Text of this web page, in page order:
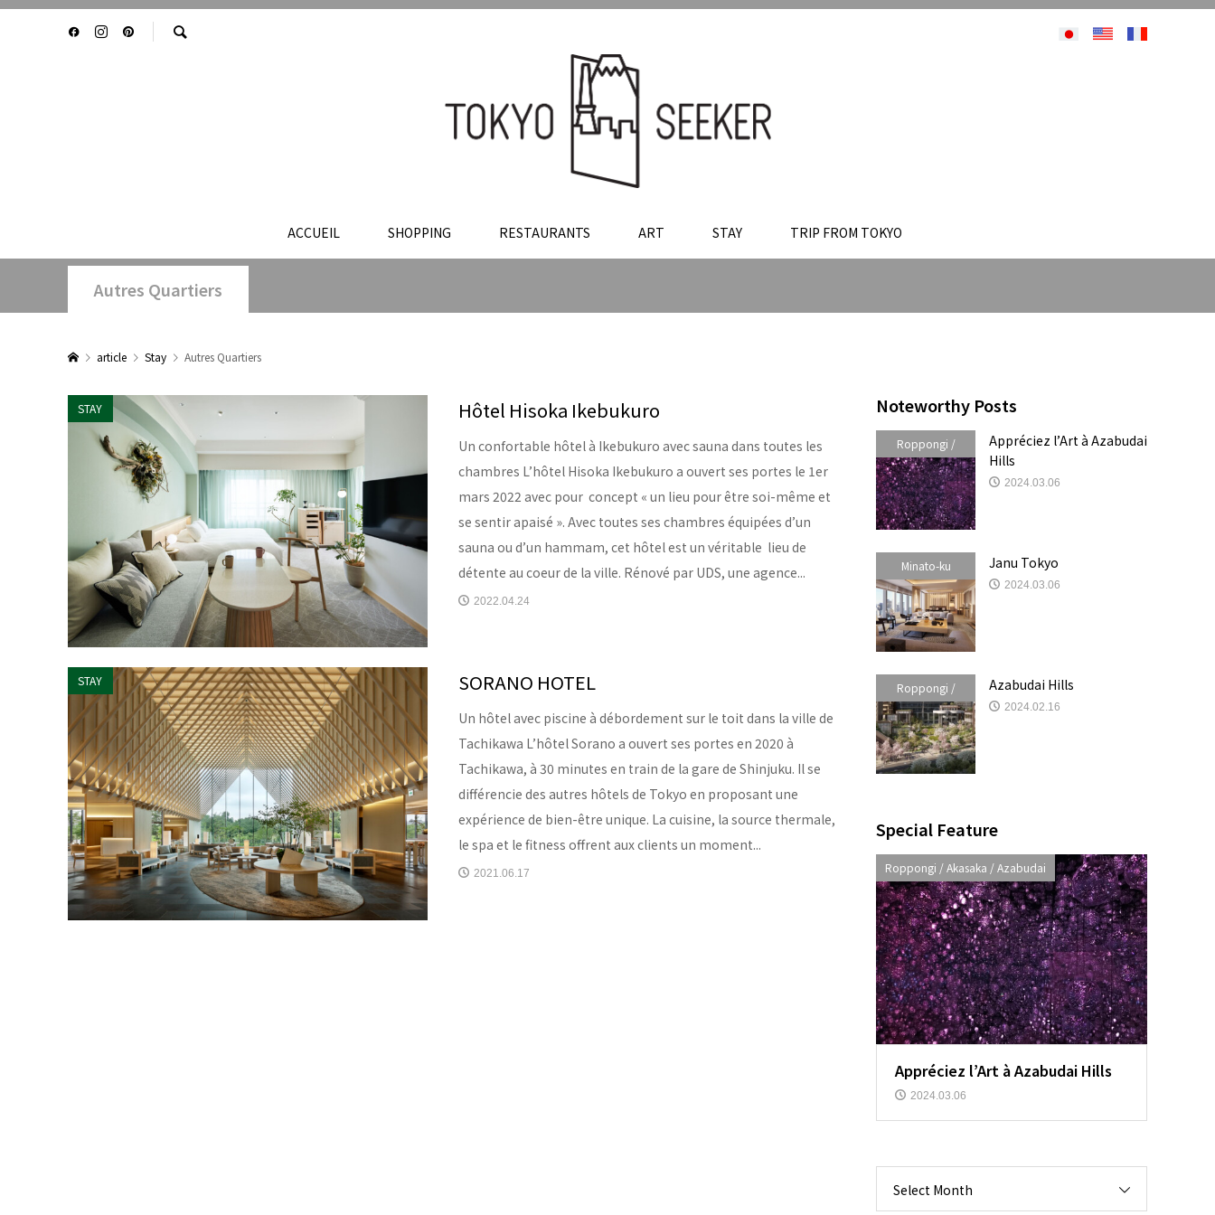
ACCUEIL SHOPPING RESTAURANTS ART STAY TRIP FROM TOKYO
Autres Quartiers
article Stay Autres Quartiers
STAY Hôtel Hisoka Ikebukuro
Un confortable hôtel à Ikebukuro avec sauna dans toutes les
chambres L’hôtel Hisoka Ikebukuro a ouvert ses portes le 1er
mars 2022 avec pour concept « un lieu pour être soi-même et
se sentir apaisé ». Avec toutes ses chambres équipées d’un
sauna ou d’un hammam, cet hôtel est un véritable lieu de
détente au coeur de la ville. Rénové par UDS, une agence...
2022.04.24
STAY SORANO HOTEL
Un hôtel avec piscine à débordement sur le toit dans la ville de
Tachikawa L’hôtel Sorano a ouvert ses portes en 2020 à
Tachikawa, à 30 minutes en train de la gare de Shinjuku. Il se
différencie des autres hôtels de Tokyo en proposant une
expérience de bien-être unique. La cuisine, la source thermale,
le spa et le fitness offrent aux clients un moment...
2021.06.17
Noteworthy Posts
Roppongi /
Akasaka /
Azabudai
Appréciez l’Art à Azabudai
Hills
2024.03.06
Minato-ku Janu Tokyo
2024.03.06
Roppongi /
Akasaka /
Azabudai
Azabudai Hills
2024.02.16
Special Feature
Roppongi / Akasaka / Azabudai
Appréciez l’Art à Azabudai Hills
2024.03.06
Select Month